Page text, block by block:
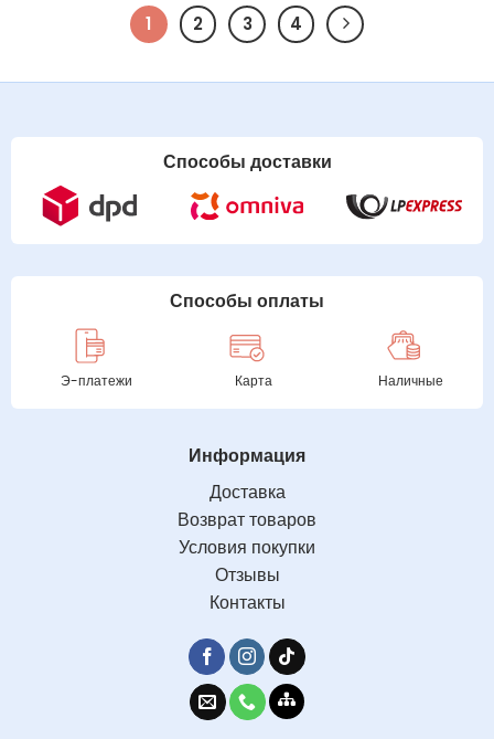
1 2 3 4
Способы доставки
Способы оплаты
Э-платежи Карта Наличные
Информация
Доставка
Возврат товаров
Условия покупки
Отзывы
Контакты